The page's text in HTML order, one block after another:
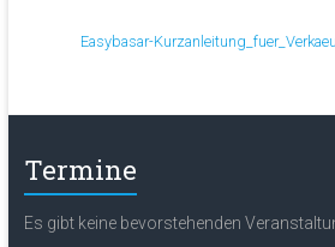
Easybasar-
Termine
Es gibt keine bevorstehenden